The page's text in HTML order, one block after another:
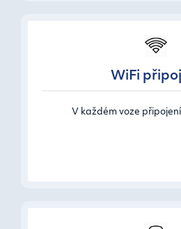
WiFi
V každém voze